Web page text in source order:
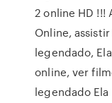
2 online HD !!!
Online,
legendado,
online, ver
legendado Ela